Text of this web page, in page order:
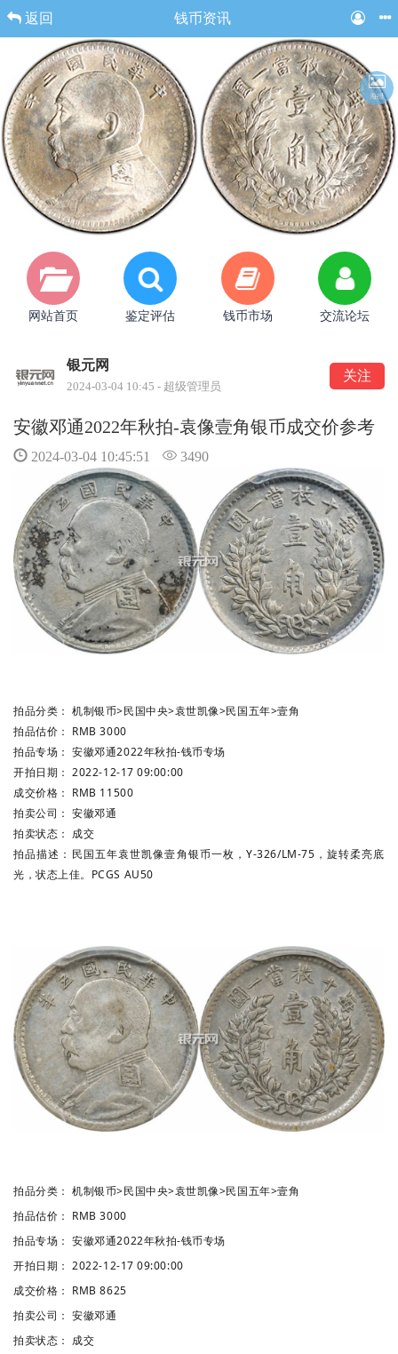
返回 钱币资讯
网站首页 鉴定评估 钱币市场 交流论坛
银元网
2024-03-04 10:45 - 超级管理员
关注
安徽邓通2022年秋拍-袁像壹角银币成交价参考
2024-03-04 10:45:51 3490
拍品分类： 机制银币>民国中央>袁世凯像>民国五年>壹角
拍品估价： RMB 3000
拍品专场： 安徽邓通2022年秋拍-钱币专场
开拍日期： 2022-12-17 09:00:00
成交价格： RMB 11500
拍卖公司： 安徽邓通
拍卖状态： 成交
拍品描述： 民国五年袁世凯像壹角银币一枚，Y-326/LM-75，旋转柔亮底
光，状态上佳。PCGS AU50
拍品分类： 机制银币>民国中央>袁世凯像>民国五年>壹角
拍品估价： RMB 3000
拍品专场： 安徽邓通2022年秋拍-钱币专场
开拍日期： 2022-12-17 09:00:00
成交价格： RMB 8625
拍卖公司： 安徽邓通
拍卖状态： 成交
海报